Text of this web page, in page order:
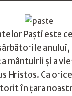
Paști este
anului,
mântuirii şi a
Hristos. Ca
în țara